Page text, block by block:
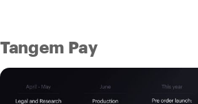
Tangem Pay